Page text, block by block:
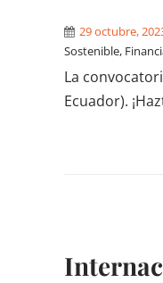
29 octubre,
Sostenible,
La
Ecuador).